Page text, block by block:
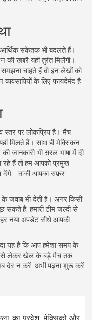
आर्थिक संकेतक भी बदलते हैं।
की खबरें यहाँ तुरंत मिलेंगी।
समझना चाहते हैं तो इन लेखों को
के लिए फायदेमंद है
स्तर पर लोकप्रिय है। मैच
मिलते हैं। साथ ही मेक्सिकन
जानकारी भी सरल भाषा में दी
रहे हैं तो हम आपको प्रमुख
देंगे—ताकी आपका सफ़र
के जवाब भी देती हैं। अगर किसी
हैं; हमारी टीम जल्दी से
हर नया अपडेट सीधे आपकी
यह है कि आप हमेशा समय के
से लेकर खेल के बड़े मैच तक—
देर न करें, अभी पढ़ना शुरू करें
का प्रवेश, मेक्सिको और